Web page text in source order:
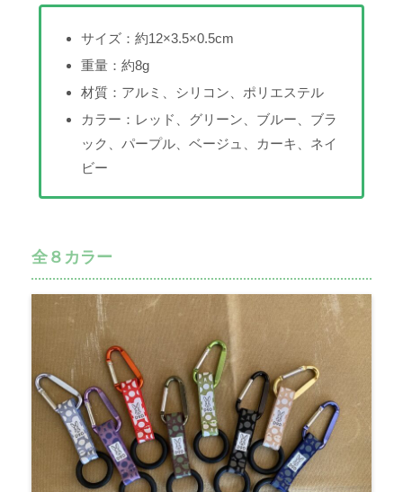
サイズ：約12×3.5×0.5cm
重量：約8g
材質：アルミ、シリコン、ポリエステル
カラー：レッド、グリーン、ブルー、ブラ
ック、パープル、ベージュ、カーキ、ネイ
ビー
全８カラー